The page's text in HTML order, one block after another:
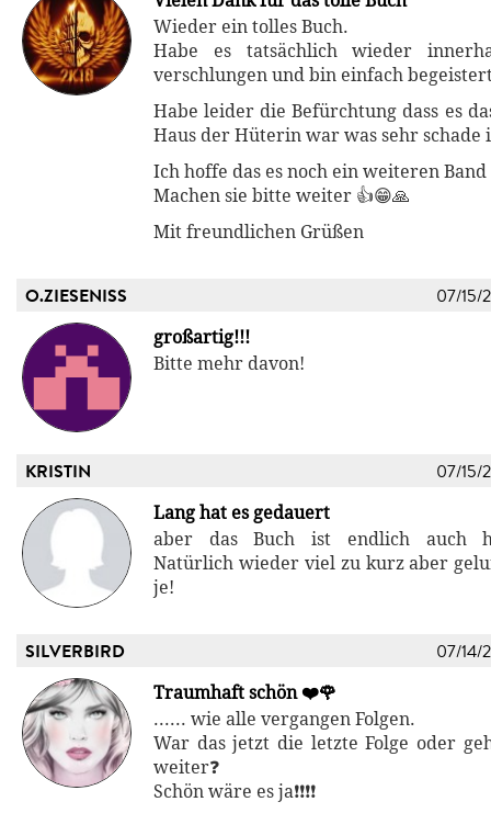
Wieder ein tolles Buch.
Habe es tatsächlich wieder
verschlungen und bin einfach
Habe leider die Befürchtung dass es
Haus der Hüterin war was sehr schade
Ich hoffe das es noch ein weiteren
Machen sie bitte weiter 👍😁🙏
Mit freundlichen Grüßen
O.ZIESENISS 07/15/
großartig!!!
Bitte mehr davon!
KRISTIN 07/15/
Lang hat es gedauert
aber das Buch ist endlich auch
Natürlich wieder viel zu kurz aber
je!
SILVERBIRD 07/14/
Traumhaft schön ❤️🌹
...... wie alle vergangen Folgen.
War das jetzt die letzte Folge oder
weiter❓
Schön wäre es ja❗❗❗❗